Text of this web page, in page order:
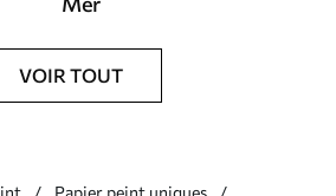
VOIR TOUT
Papier peint uniques